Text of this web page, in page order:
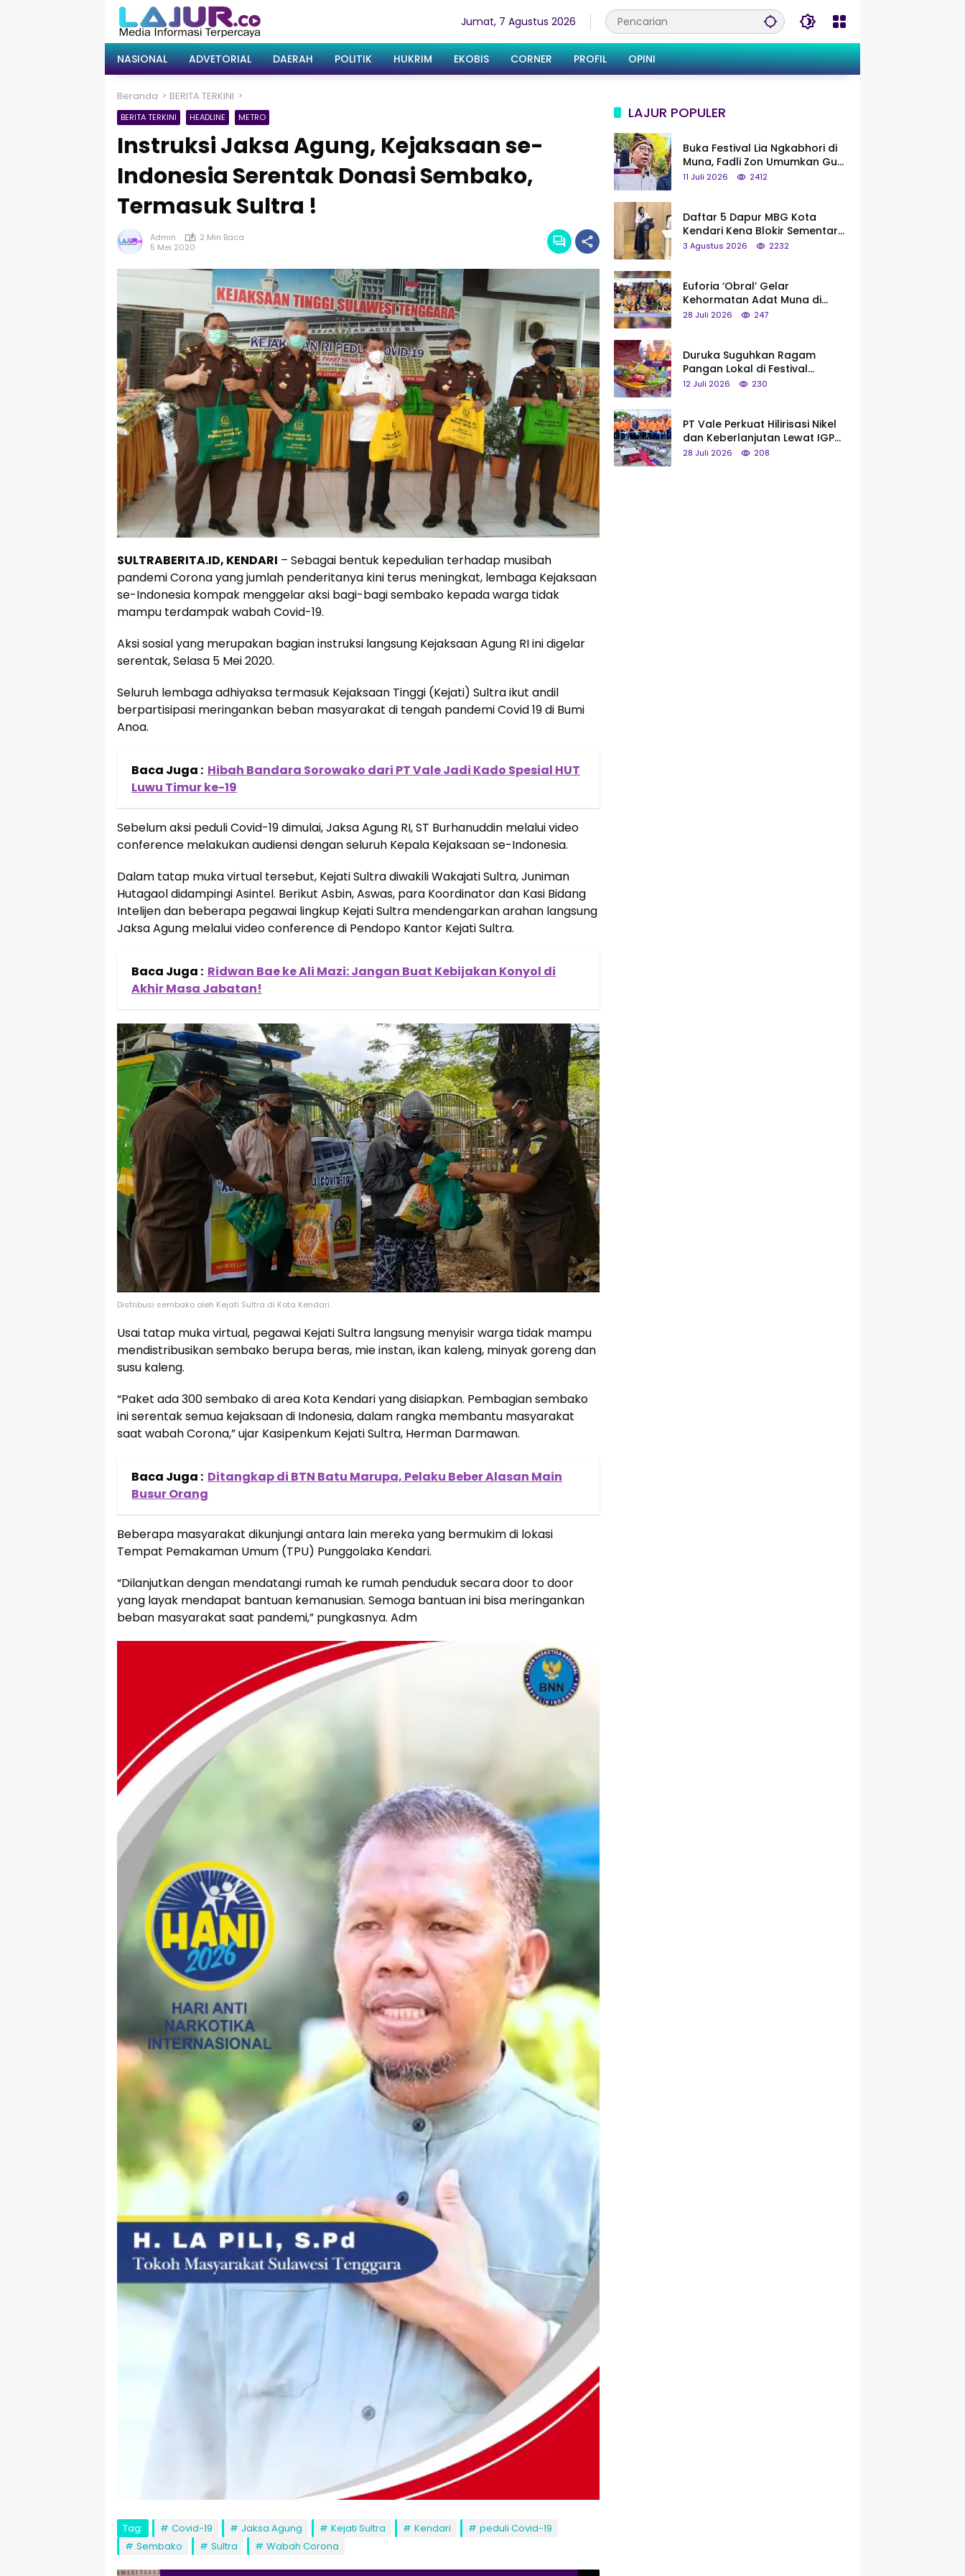
Jumat, 7 Agustus 2026
NASIONAL ADVETORIAL DAERAH POLITIK HUKRIM EKOBIS CORNER PROFIL OPINI
Beranda BERITA TERKINI
BERITA TERKINI HEADLINE METRO
Instruksi Jaksa Agung, Kejaksaan se-
Indonesia Serentak Donasi Sembako,
Termasuk Sultra !
Admin
2 Min Baca
5 Mei 2020
SULTRABERITA.ID, KENDARI – Sebagai bentuk kepedulian terhadap musibah
pandemi Corona yang jumlah penderitanya kini terus meningkat, lembaga Kejaksaan
se-Indonesia kompak menggelar aksi bagi-bagi sembako kepada warga tidak
mampu terdampak wabah Covid-19.
Aksi sosial yang merupakan bagian instruksi langsung Kejaksaan Agung RI ini digelar
serentak, Selasa 5 Mei 2020.
Seluruh lembaga adhiyaksa termasuk Kejaksaan Tinggi (Kejati) Sultra ikut andil
berpartisipasi meringankan beban masyarakat di tengah pandemi Covid 19 di Bumi
Anoa.
Baca Juga : Hibah Bandara Sorowako dari PT Vale Jadi Kado Spesial HUT
Luwu Timur ke-19
Sebelum aksi peduli Covid-19 dimulai, Jaksa Agung RI, ST Burhanuddin melalui video
conference melakukan audiensi dengan seluruh Kepala Kejaksaan se-Indonesia.
Dalam tatap muka virtual tersebut, Kejati Sultra diwakili Wakajati Sultra, Juniman
Hutagaol didampingi Asintel. Berikut Asbin, Aswas, para Koordinator dan Kasi Bidang
Intelijen dan beberapa pegawai lingkup Kejati Sultra mendengarkan arahan langsung
Jaksa Agung melalui video conference di Pendopo Kantor Kejati Sultra.
Baca Juga : Ridwan Bae ke Ali Mazi: Jangan Buat Kebijakan Konyol di
Akhir Masa Jabatan!
Distribusi sembako oleh Kejati Sultra di Kota Kendari.
Usai tatap muka virtual, pegawai Kejati Sultra langsung menyisir warga tidak mampu
mendistribusikan sembako berupa beras, mie instan, ikan kaleng, minyak goreng dan
susu kaleng.
“Paket ada 300 sembako di area Kota Kendari yang disiapkan. Pembagian sembako
ini serentak semua kejaksaan di Indonesia, dalam rangka membantu masyarakat
saat wabah Corona,” ujar Kasipenkum Kejati Sultra, Herman Darmawan.
Baca Juga : Ditangkap di BTN Batu Marupa, Pelaku Beber Alasan Main
Busur Orang
Beberapa masyarakat dikunjungi antara lain mereka yang bermukim di lokasi
Tempat Pemakaman Umum (TPU) Punggolaka Kendari.
“Dilanjutkan dengan mendatangi rumah ke rumah penduduk secara door to door
yang layak mendapat bantuan kemanusian. Semoga bantuan ini bisa meringankan
beban masyarakat saat pandemi,” pungkasnya. Adm
Tag: Covid-19 Jaksa Agung Kejati Sultra Kendari
peduli Covid-19
Sembako
Sultra Wabah Corona
LAJUR POPULER
Buka Festival Lia Ngkabhori di
Muna, Fadli Zon Umumkan Gua
Metanduno Segera Naik Status
11 Juli 2026 2412
Daftar 5 Dapur MBG Kota
Kendari Kena Blokir Sementara
dari Pusat
3 Agustus 2026 2232
Euforia ‘Obral’ Gelar
Kehormatan Adat Muna di
Silaturahmi KKMM, Ridwan Bae:
28 Juli 2026 247
Duruka Suguhkan Ragam
Pangan Lokal di Festival
Liangkobhori, Dari Umbi Rebus
12 Juli 2026 230
PT Vale Perkuat Hilirisasi Nikel
dan Keberlanjutan Lewat IGP
Morowali
28 Juli 2026 208